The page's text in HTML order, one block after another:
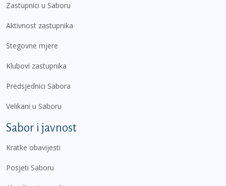
Zastupnici u Saboru
Aktivnost zastupnika
Stegovne mjere
Klubovi zastupnika
Predsjednici Sabora
Velikani u Saboru
Sabor i javnost
Kratke obavijesti
Posjeti Saboru